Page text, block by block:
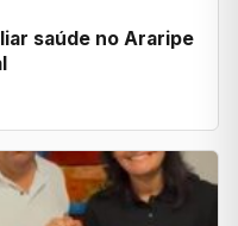
saúde no Araripe